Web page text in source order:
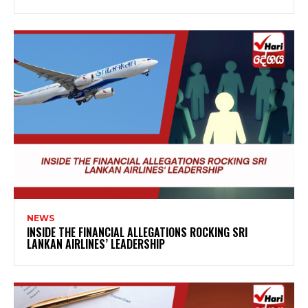
NEWS
INSIDE THE FINANCIAL ALLEGATIONS ROCKING SRI
LANKAN AIRLINES’ LEADERSHIP